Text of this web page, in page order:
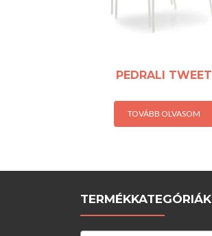
PEDRALI TWEET
TOVÁBB OLVASOM
TERMÉKKATEGÓRIÁK